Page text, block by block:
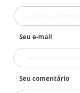
Seu e-mail
Seu comentário